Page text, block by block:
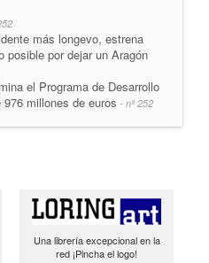
más longevo, estrena
posible por dejar un Aragón
el Programa de Desarrollo
millones de euros - nº 252
Una librería excepcional en la
red ¡Pincha el logo!